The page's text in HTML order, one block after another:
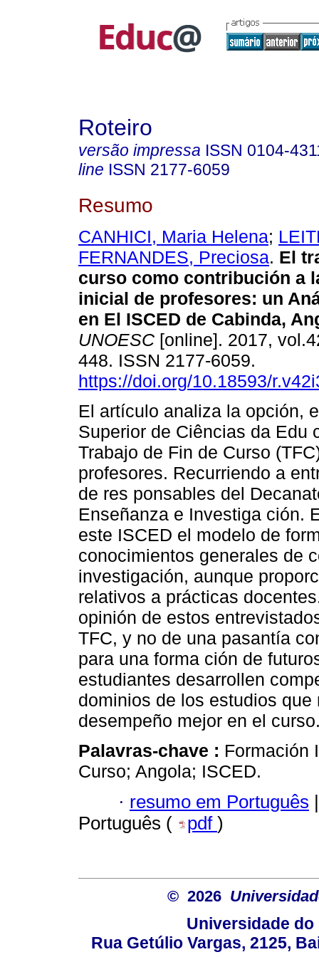
Roteiro
versão impressa ISSN 0104-
line ISSN 2177-6059
Resumo
CANHICI, Maria Helena;
FERNANDES, Preciosa. El
curso como contribución a
inicial de profesores: un
en El ISCED de Cabinda,
UNOESC [online]. 2017,
448. ISSN 2177-6059.
https://doi.org/10.18593/
El artículo analiza la opción,
Superior de Ciências da Edu
Trabajo de Fin de Curso
profesores. Recurriendo a
de res ponsables del
Enseñanza e Investiga ción.
este ISCED el modelo de
conocimientos generales de
investigación, aunque
relativos a prácticas
opinión de estos
TFC, y no de una pasantía
para una forma ción de
estudiantes desarrollen
dominios de los estudios
desempeño mejor en el
Palavras-chave : Formación
Curso; Angola; ISCED.
· resumo em Português |
Português (
pdf )
© 2026
Universidade do
Rua Getúlio Vargas, 2125,